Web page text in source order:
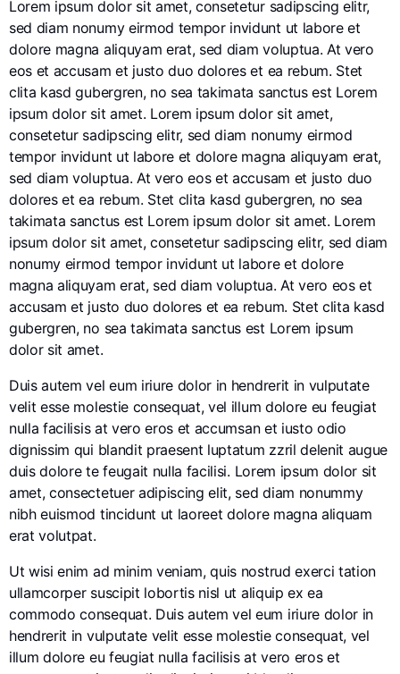
Lorem ipsum dolor sit amet, consetetur sadipscing elitr,
sed diam nonumy eirmod tempor invidunt ut labore et
dolore magna aliquyam erat, sed diam voluptua. At vero
eos et accusam et justo duo dolores et ea rebum. Stet
clita kasd gubergren, no sea takimata sanctus est Lorem
ipsum dolor sit amet. Lorem ipsum dolor sit amet,
consetetur sadipscing elitr, sed diam nonumy eirmod
tempor invidunt ut labore et dolore magna aliquyam erat,
sed diam voluptua. At vero eos et accusam et justo duo
dolores et ea rebum. Stet clita kasd gubergren, no sea
takimata sanctus est Lorem ipsum dolor sit amet. Lorem
ipsum dolor sit amet, consetetur sadipscing elitr, sed diam
nonumy eirmod tempor invidunt ut labore et dolore
magna aliquyam erat, sed diam voluptua. At vero eos et
accusam et justo duo dolores et ea rebum. Stet clita kasd
gubergren, no sea takimata sanctus est Lorem ipsum
dolor sit amet.
Duis autem vel eum iriure dolor in hendrerit in vulputate
velit esse molestie consequat, vel illum dolore eu feugiat
nulla facilisis at vero eros et accumsan et iusto odio
dignissim qui blandit praesent luptatum zzril delenit augue
duis dolore te feugait nulla facilisi. Lorem ipsum dolor sit
amet, consectetuer adipiscing elit, sed diam nonummy
nibh euismod tincidunt ut laoreet dolore magna aliquam
erat volutpat.
Ut wisi enim ad minim veniam, quis nostrud exerci tation
ullamcorper suscipit lobortis nisl ut aliquip ex ea
commodo consequat. Duis autem vel eum iriure dolor in
hendrerit in vulputate velit esse molestie consequat, vel
illum dolore eu feugiat nulla facilisis at vero eros et